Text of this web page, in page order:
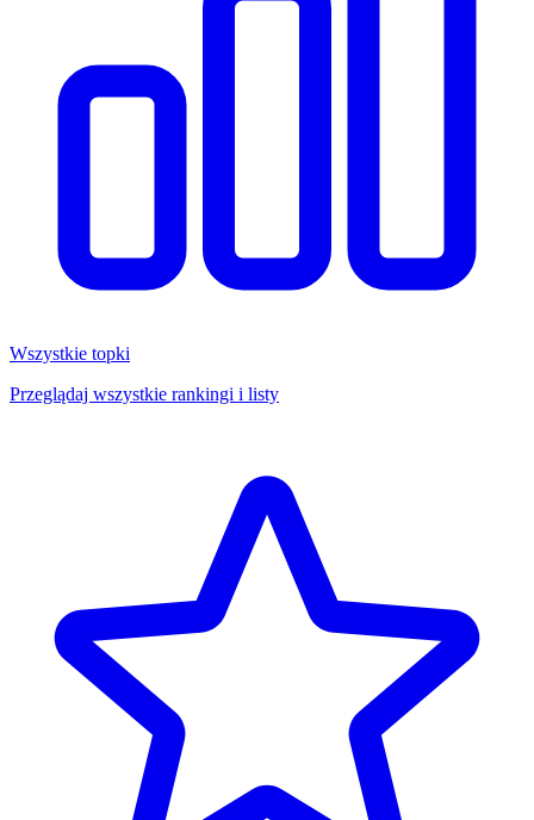
Wszystkie topki
Przeglądaj wszystkie rankingi i listy